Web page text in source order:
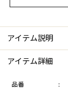
アイテム説明
アイテム詳細
品番 :